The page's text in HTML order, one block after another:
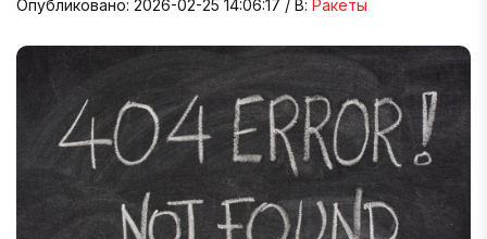
Опубликовано: 2026-02-25 14:06:17 / В: Ракеты